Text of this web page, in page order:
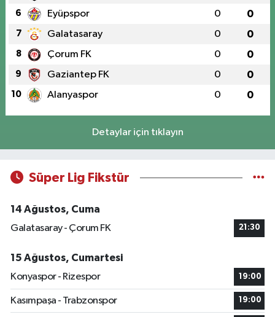
6 Eyüpspor 0 0
7 Galatasaray 0 0
8 Çorum FK 0 0
9 Gaziantep FK 0 0
10 Alanyaspor 0 0
Detaylar için tıklayın
Süper Lig Fikstür
14 Ağustos, Cuma
Galatasaray - Çorum FK
21:30
15 Ağustos, Cumartesi
Konyaspor - Rizespor
19:00
Kasımpaşa - Trabzonspor 19:00